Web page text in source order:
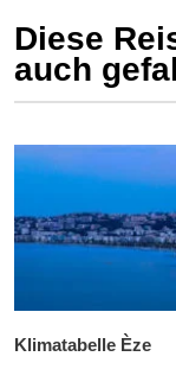
Diese
auch
Klimatabelle Èze